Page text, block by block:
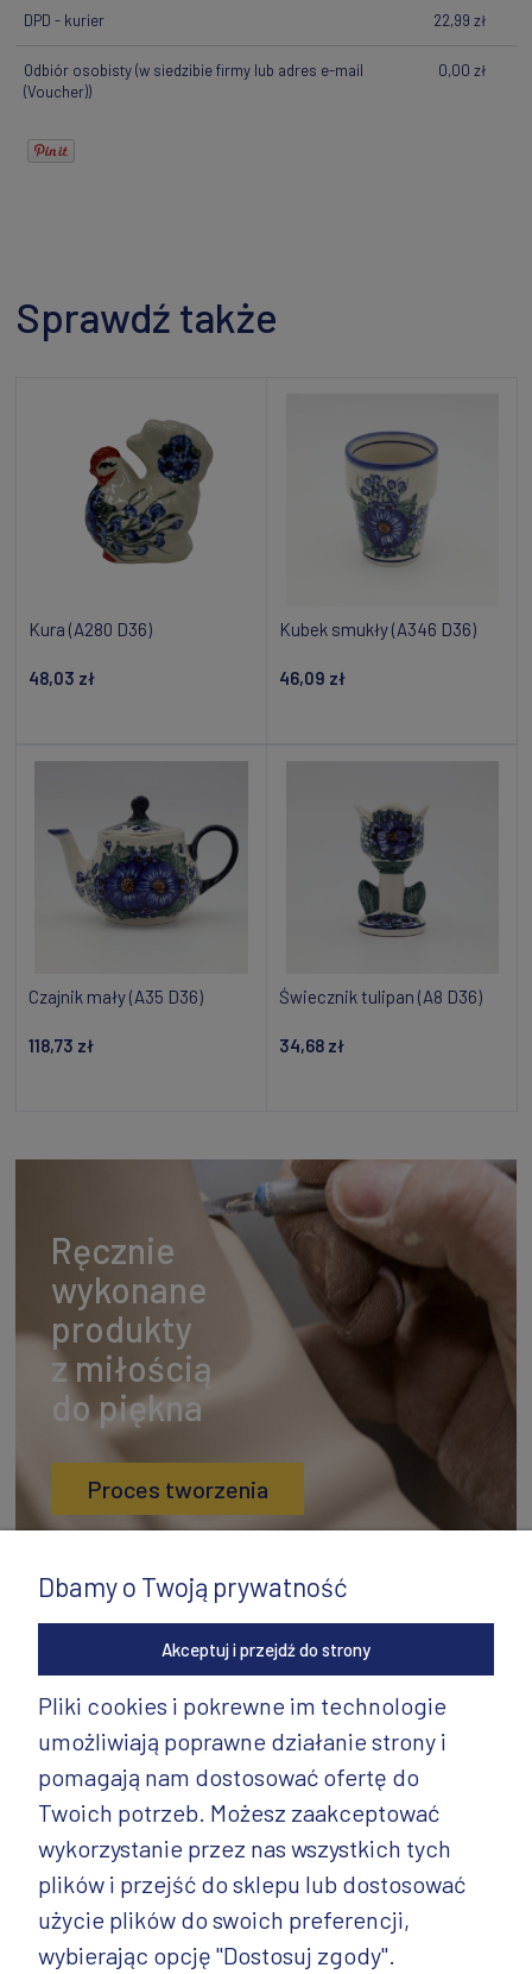
DPD - kurier 22,99 zł
Odbiór osobisty(w siedzibie firmy lub adres e-mail
(Voucher))
0,00 zł
Sprawdź także
Kura (A280 D36)
48,03 zł
Kubek smukły (A346 D36)
46,09 zł
Czajnik mały (A35 D36)
118,73 zł
Świecznik tulipan (A8 D36)
34,68 zł
Ręcznie
wykonane
produkty
z miłością
do piękna
Proces tworzenia
INFORMACJE
PRODUKTY CD.
POZOSTAŁE
Dbamy o Twoją prywatność
Akceptuj i przejdź do strony
Pliki cookies i pokrewne im technologie
umożliwiają poprawne działanie strony i
pomagają nam dostosować ofertę do
Twoich potrzeb. Możesz zaakceptować
wykorzystanie przez nas wszystkich tych
plików i przejść do sklepu lub dostosować
użycie plików do swoich preferencji,
wybierając opcję "Dostosuj zgody".